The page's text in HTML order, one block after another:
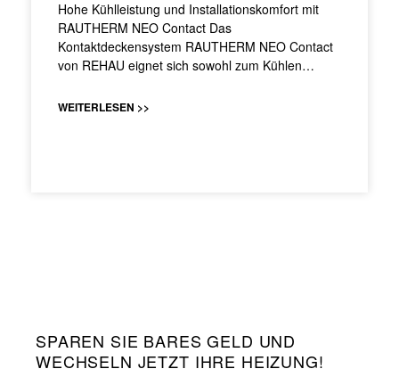
Hohe Kühlleistung und Installationskomfort mit
RAUTHERM NEO Contact Das
Kontaktdeckensystem RAUTHERM NEO Contact
von REHAU eignet sich sowohl zum Kühlen…
WEITERLESEN >>
SPAREN SIE BARES GELD UND
WECHSELN JETZT IHRE HEIZUNG!